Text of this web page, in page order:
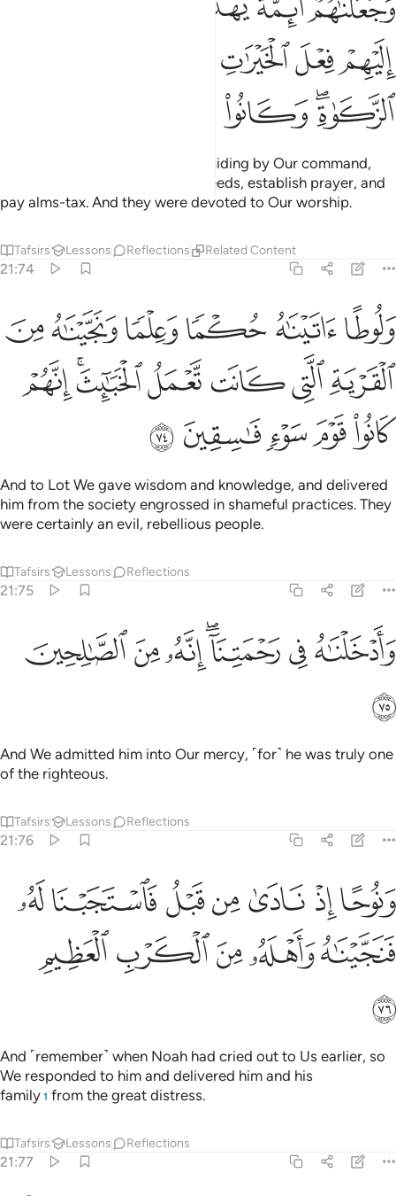
وَجَعَلْنَـٰهُمْ أَئِمَّةًۭ يَهْدُونَ بِأَمْرِنَا وَأَوْحَيْنَآ إِلَيْهِمْ فِعْلَ ٱلْخَيْرَٰتِ وَإِقَامَ
ﱆﱇﱈ
ﱌﱍﱎ
We ˹also˺ made them leaders, guiding by Our command,
and inspired them to do good deeds, establish prayer, and
pay alms-tax. And they were devoted to Our worship.
Tafsirs Lessons Reflections Related Content
21:74
ولوطا اتيناه حكما وعلما ونجيناه من القرية التي كانت تعمل الخبايث
وَلُوطًا ءَاتَيْنَـٰهُ حُكْمًۭا وَعِلْمًۭا وَنَجَّيْنَـٰهُ مِنَ ٱلْقَرْيَةِ ٱلَّتِى كَانَت
ﱒﱓﱔﱕﱖﱗ
ﱘﱙﱚﱛﱜﱝﱞ
ﱟﱠﱡﱢ ﱣ
And to Lot We gave wisdom and knowledge, and delivered
him from the society engrossed in shameful practices. They
were certainly an evil, rebellious people.
Tafsirs Lessons Reflections
21:75
وادخلناه في رحمتنا انه من الصالحين ٧٥
وَأَدْخَلْنَـٰهُ فِى رَحْمَتِنَآ ۖ إِنَّهُۥ مِنَ ٱلصَّـٰلِحِينَ ٧٥
ﱤﱥﱦﱧﱨﱩﱪ
ﱫ
And We admitted him into Our mercy, ˹for˺ he was truly one
of the righteous.
Tafsirs Lessons Reflections
21:76
ونوحا اذ نادى من قبل فاستجبنا له فنجيناه واهله من الكرب العظيم ٧٦
وَنُوحًا إِذْ نَادَىٰ مِن قَبْلُ فَٱسْتَجَبْنَا لَهُۥ فَنَجَّيْنَـٰهُ وَأَهْلَهُۥ مِنَ
ﱬﱭ ﱮﱯﱰﱱﱲ
ﱳﱴﱵﱶﱷ
ﱸ
And ˹remember˺ when Noah had cried out to Us earlier, so
We responded to him and delivered him and his
family 1 from the great distress.
Tafsirs Lessons Reflections
21:77